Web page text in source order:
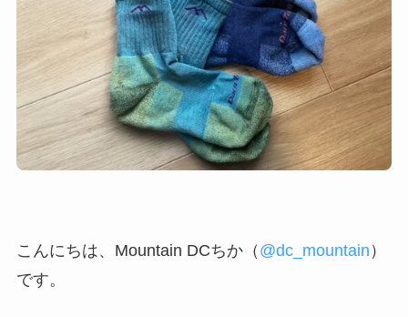
こんにちは、Mountain DCちか（ @dc_mountain ）
です。